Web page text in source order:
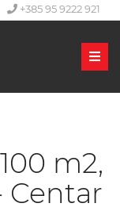
+385 95 9222 921
m2,
Centar